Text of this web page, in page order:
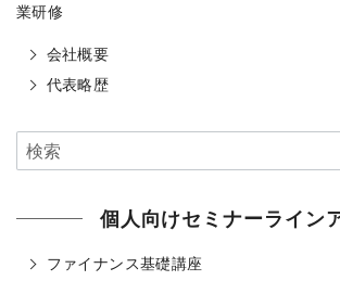
業研修
会社概要
代表略歴
個人向けセミナーライン
ファイナンス基礎講座